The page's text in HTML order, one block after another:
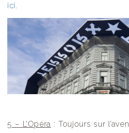
ici.
5 – L’Opéra : Toujours sur